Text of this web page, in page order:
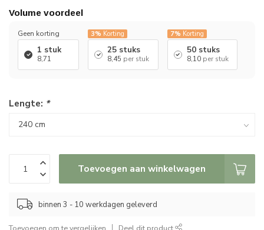
Volume voordeel
Geen korting
1 stuk
8,71
3% Korting
25 stuks
8,45 per stuk
7% Korting
50 stuks
8,10 per stuk
Lengte: *
Toevoegen aan winkelwagen
binnen 3 - 10 werkdagen geleverd
Toevoegen om te vergelijken Deel dit product